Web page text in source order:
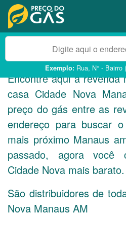
Exemplo: Rua, N° - Bairro
Encontre aqui a revenda
casa Cidade Nova
preço do gás entre as
endereço para buscar
mais próximo Manaus
passado, agora você
Cidade Nova mais barato.
São distribuidores de
Nova Manaus AM